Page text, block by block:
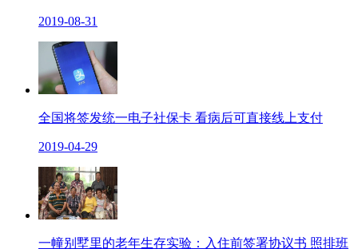
2019-08-31
全国将签发统一电子社保卡 看病后可直接线上支付
2019-04-29
一幢别墅里的老年生存实验：入住前签署协议书 照排班